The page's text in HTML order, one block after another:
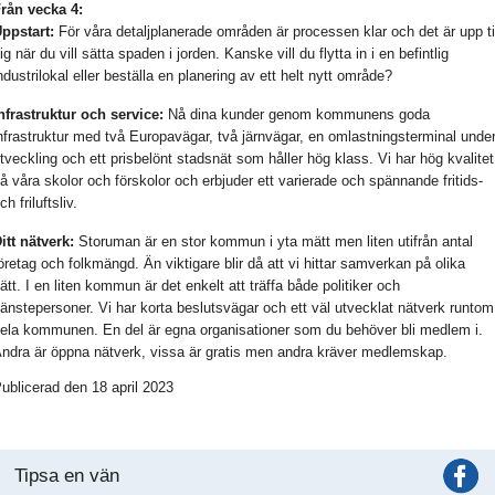
vecka 4:
För våra detaljplanerade områden är processen klar och det är upp
när du vill sätta spaden i jorden. Kanske vill du flytta in i en befintlig
eller beställa en planering av ett helt nytt område?
och service: Nå dina kunder genom kommunens goda
med två Europavägar, två järnvägar, en omlastningsterminal under
och ett prisbelönt stadsnät som håller hög klass. Vi har hög kvalitet
våra skolor och förskolor och erbjuder ett varierade och spännande fritids-
friluftsliv.
nätverk: Storuman är en stor kommun i yta mätt men liten utifrån antal
och folkmängd. Än viktigare blir då att vi hittar samverkan på olika
I en liten kommun är det enkelt att träffa både politiker och
Vi har korta beslutsvägar och ett väl utvecklat nätverk
kommunen. En del är egna organisationer som du behöver bli medlem i.
är öppna nätverk, vissa är gratis men andra kräver medlemskap.
den 18 april 2023
Tipsa en vän